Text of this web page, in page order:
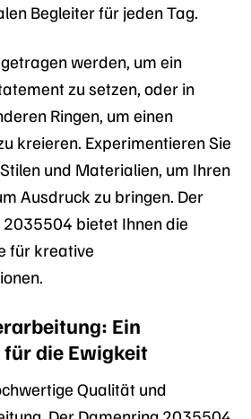
Begleiter für jeden Tag.
werden, um ein
zu setzen, oder in
Ringen, um einen
kreieren. Experimentieren Sie
und Materialien, um Ihren
Ausdruck zu bringen. Der
2035504 bietet Ihnen die
für kreative
Ein
die Ewigkeit
Qualität und